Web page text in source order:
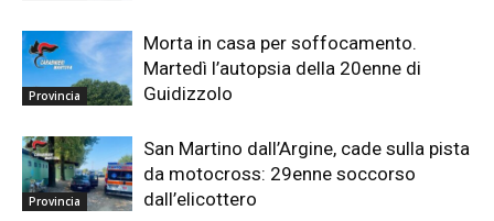
Provincia
Morta in casa per soffocamento.
Martedì l’autopsia della 20enne di
Guidizzolo
Provincia
San Martino dall’Argine, cade sulla pista
da motocross: 29enne soccorso
dall’elicottero